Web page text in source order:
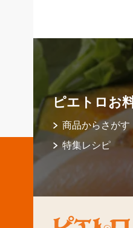
ピエトロお
商品からさがす
特集レシピ